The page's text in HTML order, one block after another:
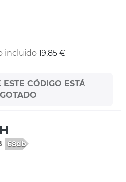
incluido 19,85 €
ESTE CÓDIGO ESTÁ
68db